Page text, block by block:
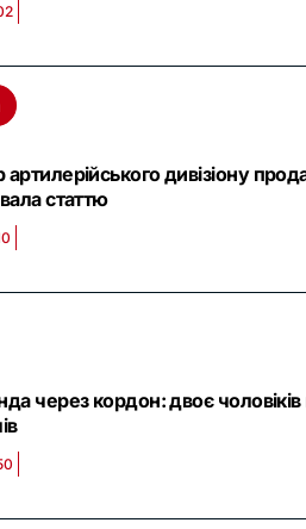
дивізіону
статтю
через кордон: двоє